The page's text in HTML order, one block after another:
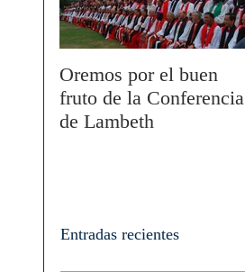
Oremos por el buen
fruto de la Conferencia
de Lambeth
Entradas recientes